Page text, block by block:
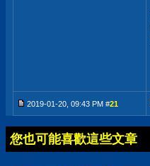
2019-01-20, 09:43 PM #21
您也可能喜歡這些文章